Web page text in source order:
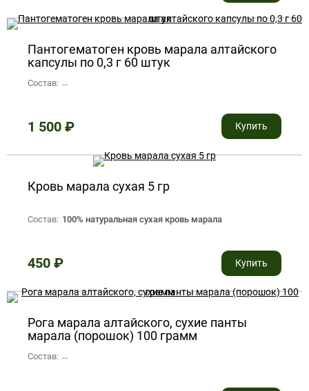
Пантогематоген кровь марала алтайского
капсулы по 0,3 г 60 штук
Состав: кровь марала сухая 0.25 гр, желатиновая капсула 0.05 гр.
1 500 ₽ Купить
Кровь марала сухая 5 гр
Состав: 100% натуральная сухая кровь марала
450 ₽ Купить
Рога марала алтайского, сухие панты
марала (порошок) 100 грамм
Состав: 100% Натуральный сухой порошок пантов алтайского